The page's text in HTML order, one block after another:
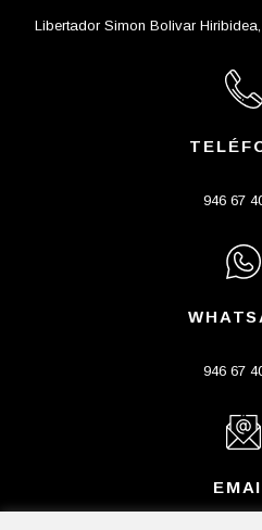
Libertador Simon Bolivar
946 67
946 67